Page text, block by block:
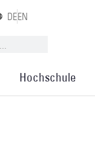
DEEN
Hochschule